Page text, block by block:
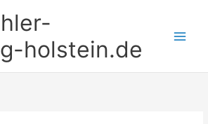
holstein.de